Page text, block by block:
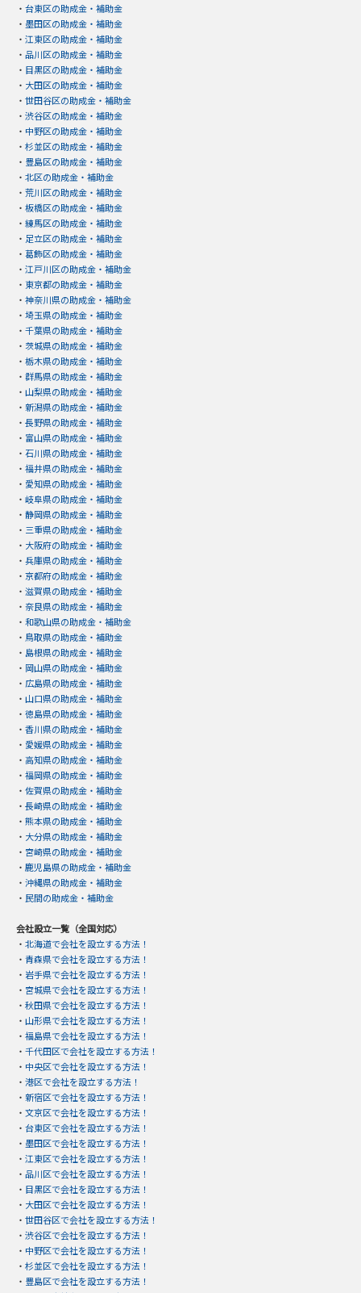
・ 台東区の助成金・補助金
・ 墨田区の助成金・補助金
・ 江東区の助成金・補助金
・ 品川区の助成金・補助金
・ 目黒区の助成金・補助金
・ 大田区の助成金・補助金
・ 世田谷区の助成金・補助金
・ 渋谷区の助成金・補助金
・ 中野区の助成金・補助金
・ 杉並区の助成金・補助金
・ 豊島区の助成金・補助金
・ 北区の助成金・補助金
・ 荒川区の助成金・補助金
・ 板橋区の助成金・補助金
・ 練馬区の助成金・補助金
・ 足立区の助成金・補助金
・ 葛飾区の助成金・補助金
・ 江戸川区の助成金・補助金
・ 東京都の助成金・補助金
・ 神奈川県の助成金・補助金
・ 埼玉県の助成金・補助金
・ 千葉県の助成金・補助金
・ 茨城県の助成金・補助金
・ 栃木県の助成金・補助金
・ 群馬県の助成金・補助金
・ 山梨県の助成金・補助金
・ 新潟県の助成金・補助金
・ 長野県の助成金・補助金
・ 富山県の助成金・補助金
・ 石川県の助成金・補助金
・ 福井県の助成金・補助金
・ 愛知県の助成金・補助金
・ 岐阜県の助成金・補助金
・ 静岡県の助成金・補助金
・ 三重県の助成金・補助金
・ 大阪府の助成金・補助金
・ 兵庫県の助成金・補助金
・ 京都府の助成金・補助金
・ 滋賀県の助成金・補助金
・ 奈良県の助成金・補助金
・ 和歌山県の助成金・補助金
・ 鳥取県の助成金・補助金
・ 島根県の助成金・補助金
・ 岡山県の助成金・補助金
・ 広島県の助成金・補助金
・ 山口県の助成金・補助金
・ 徳島県の助成金・補助金
・ 香川県の助成金・補助金
・ 愛媛県の助成金・補助金
・ 高知県の助成金・補助金
・ 福岡県の助成金・補助金
・ 佐賀県の助成金・補助金
・ 長崎県の助成金・補助金
・ 熊本県の助成金・補助金
・ 大分県の助成金・補助金
・ 宮崎県の助成金・補助金
・ 鹿児島県の助成金・補助金
・ 沖縄県の助成金・補助金
・ 民間の助成金・補助金
会社設立一覧（全国対応）
・ 北海道で会社を設立する方法！
・ 青森県で会社を設立する方法！
・ 岩手県で会社を設立する方法！
・ 宮城県で会社を設立する方法！
・ 秋田県で会社を設立する方法！
・ 山形県で会社を設立する方法！
・ 福島県で会社を設立する方法！
・ 千代田区で会社を設立する方法！
・ 中央区で会社を設立する方法！
・ 港区で会社を設立する方法！
・ 新宿区で会社を設立する方法！
・ 文京区で会社を設立する方法！
・ 台東区で会社を設立する方法！
・ 墨田区で会社を設立する方法！
・ 江東区で会社を設立する方法！
・ 品川区で会社を設立する方法！
・ 目黒区で会社を設立する方法！
・ 大田区で会社を設立する方法！
・ 世田谷区で会社を設立する方法！
・ 渋谷区で会社を設立する方法！
・ 中野区で会社を設立する方法！
・ 杉並区で会社を設立する方法！
・ 豊島区で会社を設立する方法！